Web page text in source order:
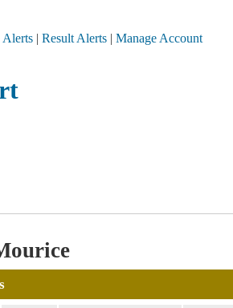
Alerts | Result Alerts | Manage Account